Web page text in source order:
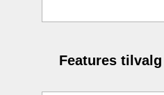
Features tilvalg